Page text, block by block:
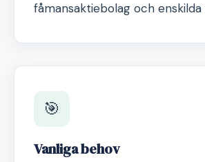
fåmansaktiebolag och enskilda
🎯
Vanliga behov